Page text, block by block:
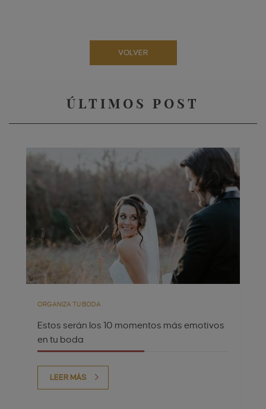
VOLVER
ÚLTIMOS POST
ORGANIZA TU BODA
Estos serán los 10 momentos más emotivos
en tu boda
LEER MÁS